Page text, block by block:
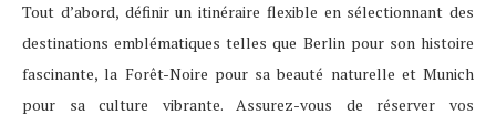
Tout d’abord, définir un itinéraire flexible en sélectionnant des
destinations emblématiques telles que Berlin pour son histoire
fascinante, la Forêt-Noire pour sa beauté naturelle et Munich
pour sa culture vibrante. Assurez-vous de réserver vos